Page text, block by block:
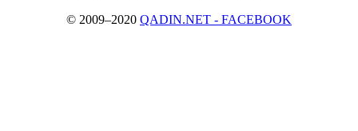
© 2009–2020 QADIN.NET - FACEBOOK